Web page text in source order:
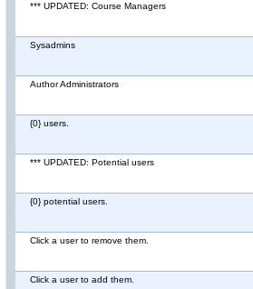
*** UPDATED: Course Managers
Sysadmins
Author Administrators
{0} users.
*** UPDATED: Potential users
{0} potential users.
Click a user to remove them.
Click a user to add them.